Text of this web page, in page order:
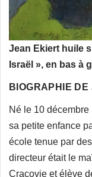
Jean Ekiert huile
Israël », en bas à
BIOGRAPHIE
Né le 10
sa petite enfance
école tenue par
directeur était le
Cracovie et élève